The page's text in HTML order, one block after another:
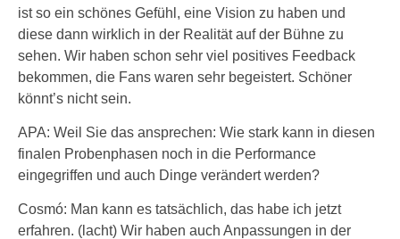
ist so ein schönes Gefühl, eine Vision zu haben und
diese dann wirklich in der Realität auf der Bühne zu
sehen. Wir haben schon sehr viel positives Feedback
bekommen, die Fans waren sehr begeistert. Schöner
könnt’s nicht sein.
APA: Weil Sie das ansprechen: Wie stark kann in diesen
finalen Probenphasen noch in die Performance
eingegriffen und auch Dinge verändert werden?
Cosmó: Man kann es tatsächlich, das habe ich jetzt
erfahren. (lacht) Wir haben auch Anpassungen in der